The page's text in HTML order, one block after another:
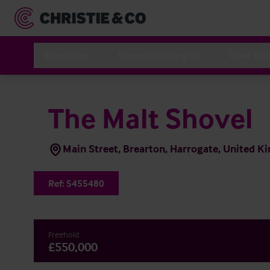
The Malt Shovel
Main Street, Brearton, Harrogate, United
Ref: 5455480
Freehold
£550,000